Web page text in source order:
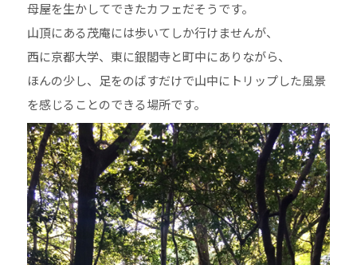
母屋を生かしてできたカフェだそうです。
山頂にある茂庵には歩いてしか行けませんが、
西に京都大学、東に銀閣寺と町中にありながら、
ほんの少し、足をのばすだけで山中にトリップした風景
を感じることのできる場所です。